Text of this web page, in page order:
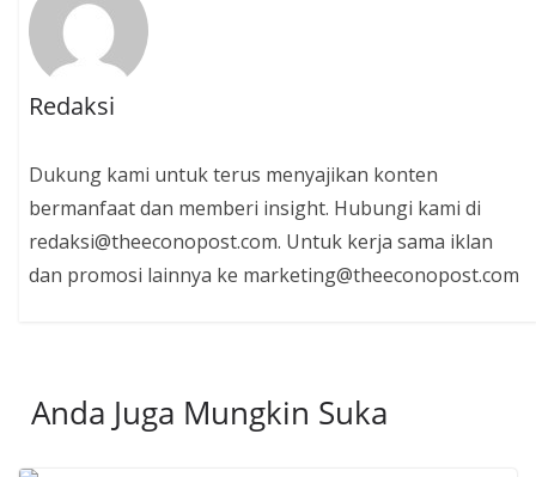
Redaksi
Dukung kami untuk terus menyajikan konten
bermanfaat dan memberi insight. Hubungi kami di
redaksi@theeconopost.com. Untuk kerja sama iklan
dan promosi lainnya ke marketing@theeconopost.com
Anda Juga Mungkin Suka